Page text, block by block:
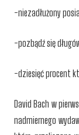
-niezadłużony
-pozbądź się
-dziesięć procent
David Bach w
nadmiernego